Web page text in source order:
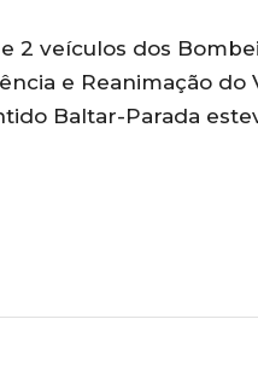
2 veículos dos
e Reanimação do
Baltar-Parada